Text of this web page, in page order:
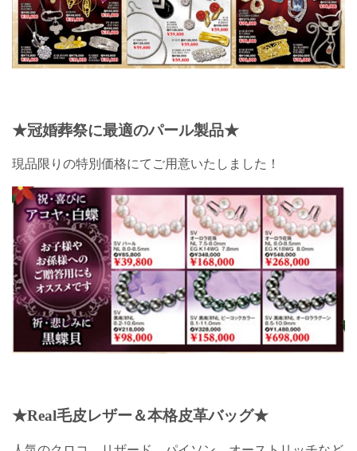
★冠婚葬祭に最適のパール製品★
現品限りの特別価格にてご用意いたしました！
★Real毛皮レザー＆本格皮革バッグ★